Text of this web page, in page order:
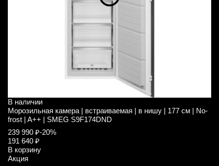
В наличии
Морозильная камера | встраиваемая | в нишу | 177 см | No-
frost | A++ | SMEG S9F174DND
239 990 ₽-20%
191 640 ₽
В корзину
Акция